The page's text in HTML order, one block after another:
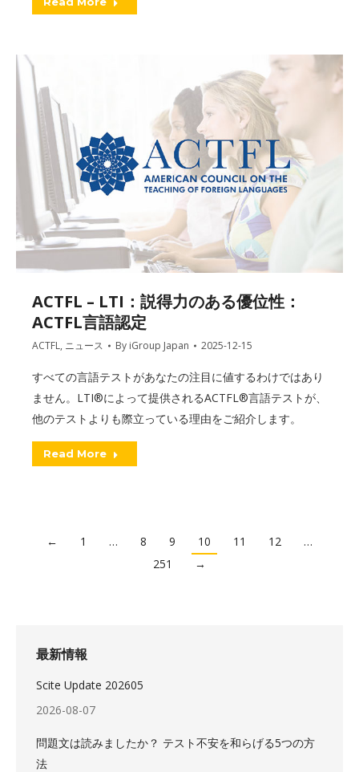
ACTFL – LTI：説得力のある優位性：
ACTFL言語認定
ACTFL, ニュース By iGroup Japan 2025-12-15
すべての言語テストがあなたの注目に値するわけではあり
ません。LTI®によって提供されるACTFL®言語テストが、
他のテストよりも際立っている理由をご紹介します。
Read More
← 1 … 8 9 10 11 12
…
251
→
最新情報
Scite Update 202605
2026-08-07
問題文は読みましたか？ テスト不安を和らげる5つの方
法